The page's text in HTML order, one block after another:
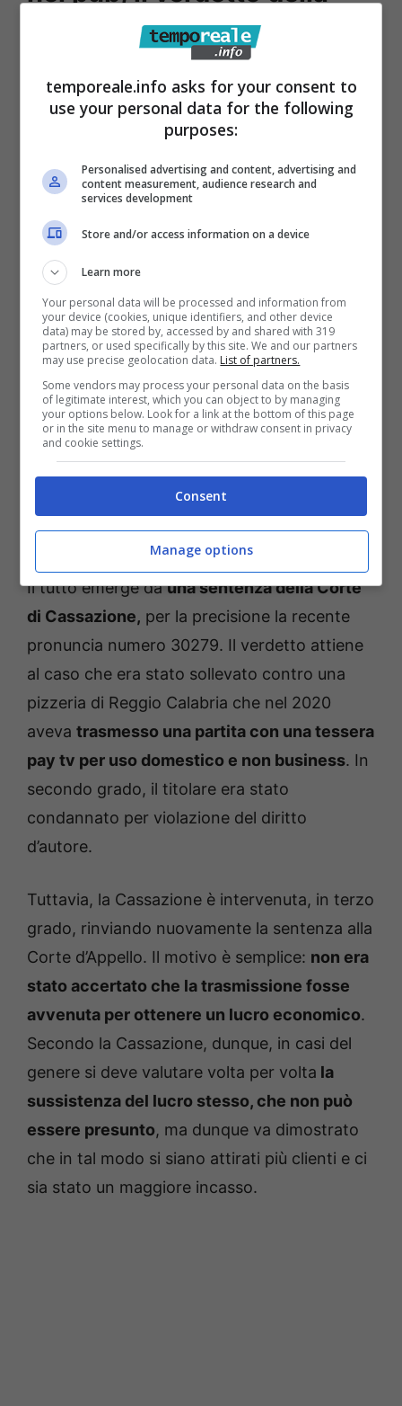
Corte di Cassazione:
quando è consentito con
un abbonamento privato
essere trasmesso nei bar e nei pubcon un
abbonamento privato e non business
Calcio in pay tv nei bar e nei pub, il verdetto della Corte di
Cassazione: quando è consentito con un abbonamento
privato – Temporeale.info (fonte: © ANSA)
Il tutto emerge dauna sentenza della Corte
di Cassazione, per la precisione la recente
pronuncia numero 30279. Il verdetto attiene
al caso che era stato sollevato contro una
pizzeria di Reggio Calabria che nel 2020
aveva trasmesso una partita con una tessera
pay tv per uso domestico e non business. In
secondo grado, il titolare era stato
condannato per violazione del diritto
d’autore.
Tuttavia, la Cassazione è intervenuta, in terzo
grado, rinviando nuovamente la sentenza alla
Corte d’Appello. Il motivo è semplice: non era
stato accertato che la trasmissione fosse
avvenuta per ottenere un lucro economico.
Secondo la Cassazione, dunque, in casi del
genere si deve valutare volta per volta la
sussistenza del lucro stesso, che non può
essere presunto, ma dunque va dimostrato
che in tal modo si siano attirati più clienti e ci
sia stato un maggiore incasso.
temporeale.info asks for your consent to
use your personal data for the following
purposes:
Personalised advertising and content, advertising and
content measurement, audience research and
services development
Store and/or access information on a device
Learn more
Your personal data will be processed and information from
your device (cookies, unique identifiers, and other device
data) may be stored by, accessed by and shared with 319
partners, or used specifically by this site. We and our partners
may use precise geolocation data. List of partners.
Some vendors may process your personal data on the basis
of legitimate interest, which you can object to by managing
your options below. Look for a link at the bottom of this page
or in the site menu to manage or withdraw consent in privacy
and cookie settings.
Consent
Manage options